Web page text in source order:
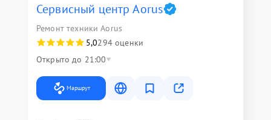
Сервисный центр Aorus
Ремонт техники Aorus
5,0294 оценки
Открыто до 21:00
Маршрут